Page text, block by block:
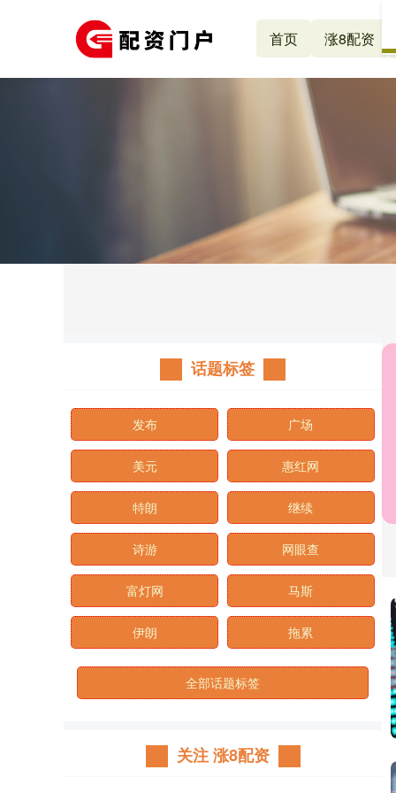
首页 涨8配资
话题标签
发布 广场
美元 惠红网
特朗 继续
诗游 网眼查
富灯网 马斯
伊朗 拖累
全部话题标签
关注 涨8配资